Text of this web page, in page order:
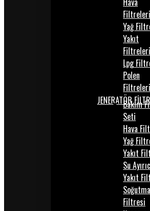
Filtreleri
Yağ
Yakıt
Filtreleri
Lpg
Polen
Filtreleri
JENERATÖRBakım
Seti
Hava
Yağ
Yakıt
Su
Yakıt
Soğutma
Filtresi